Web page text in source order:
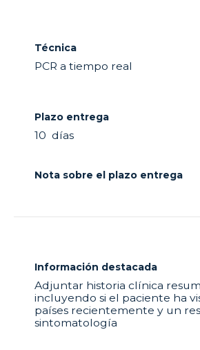
Técnica
PCR a tiempo real
Plazo entrega
10 días
Nota sobre el plazo entrega
Información destacada
Adjuntar historia clínica
incluyendo si el paciente ha
países recientemente y un
sintomatología